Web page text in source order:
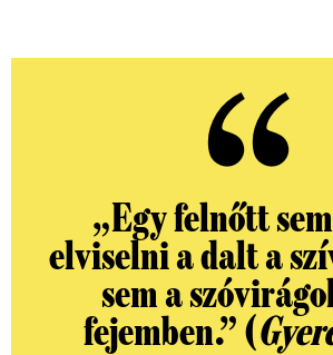
„Egy felnőtt
elviselni a dalt a
sem a
fejemben.” (